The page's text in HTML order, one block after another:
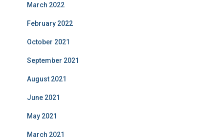
March 2022
February 2022
October 2021
September 2021
August 2021
June 2021
May 2021
March 2021